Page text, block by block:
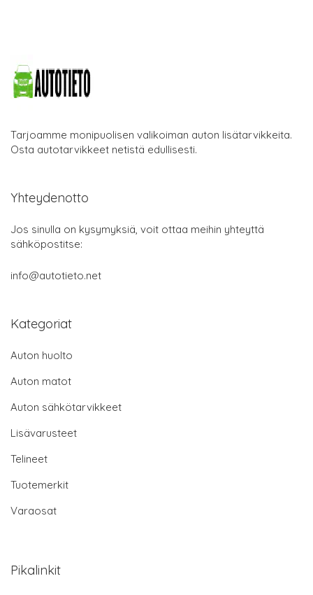
Tarjoamme monipuolisen valikoiman auton lisätarvikkeita.
Osta autotarvikkeet netistä edullisesti.
Yhteydenotto
Jos sinulla on kysymyksiä, voit ottaa meihin yhteyttä
sähköpostitse:
info@autotieto.net
Kategoriat
Auton huolto
Auton matot
Auton sähkötarvikkeet
Lisävarusteet
Telineet
Tuotemerkit
Varaosat
Pikalinkit